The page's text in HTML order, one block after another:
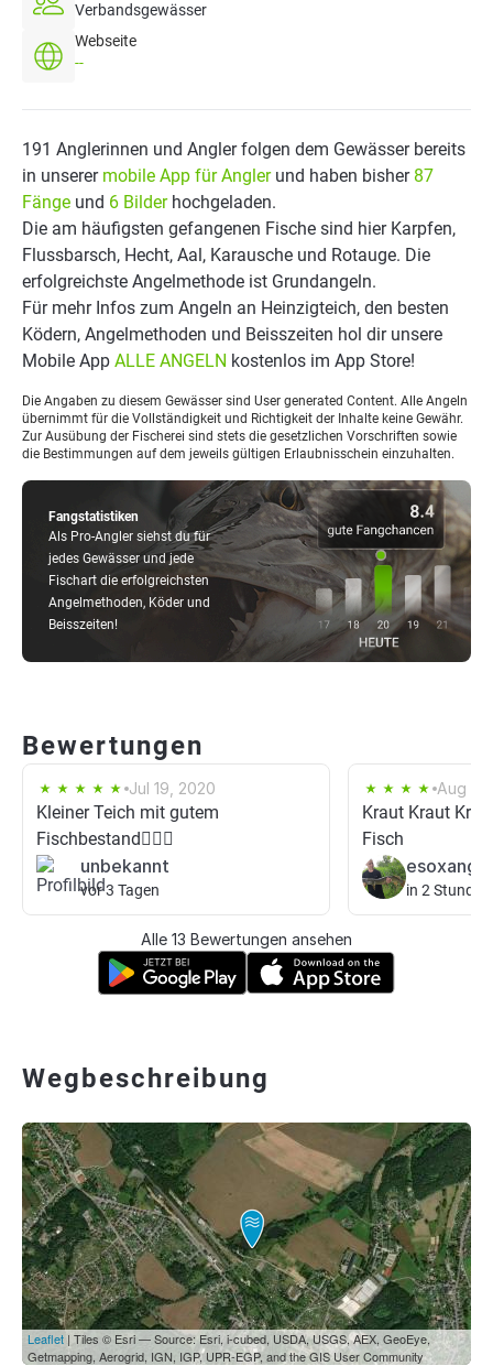
Verbandsgewässer
Webseite
--
Fangstatistiken
Als Pro-Angler siehst du für
jedes Gewässer und jede
Fischart die erfolgreichsten
Angelmethoden, Köder und
Beisszeiten!
191 Anglerinnen und Angler folgen dem Gewässer bereits
in unserer mobile App für Anglerund haben bisher 87
Fänge und 6 Bilderhochgeladen.
Die am häufigsten gefangenen Fische sind hier Karpfen,
Flussbarsch, Hecht, Aal, Karausche und Rotauge. Die
erfolgreichste Angelmethode ist Grundangeln.
Für mehr Infos zum Angeln an Heinzigteich, den besten
Ködern, Angelmethoden und Beisszeiten hol dir unsere
Mobile App ALLE ANGELN kostenlos im App Store!
Die Angaben zu diesem Gewässer sind User generated Content. Alle Angeln
übernimmt für die Vollständigkeit und Richtigkeit der Inhalte keine Gewähr.
Zur Ausübung der Fischerei sind stets die gesetzlichen Vorschriften sowie
die Bestimmungen auf dem jeweils gültigen Erlaubnisschein einzuhalten.
Bewertungen
Jul 19, 2020
Kleiner Teich mit gutem
Fischbestand👍🏼🎣
unbekannt
vor 3 Tagen
Aug 7,
Kraut Kraut
Fisch
in 2 Stunden
Alle 13 Bewertungen ansehen
Wegbeschreibung
Leaflet | Tiles © Esri — Source: Esri, i-cubed, USDA, USGS, AEX, GeoEye,
Getmapping, Aerogrid, IGN, IGP, UPR-EGP, and the GIS User Community